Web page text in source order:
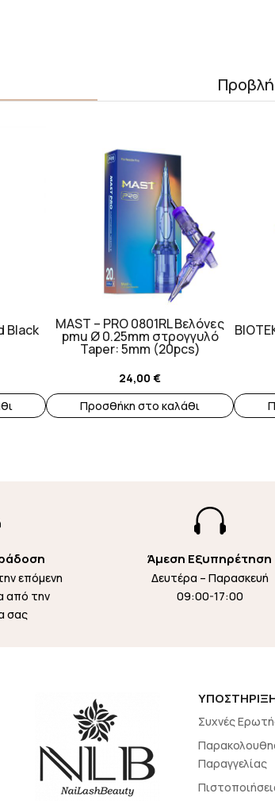
Black MAST – PRO 0801RL Βελόνες
pmu Ø 0.25mm στρογγυλό
Taper: 5mm (20pcs)
24,00€
Προσθήκη στο καλάθι
επόμενη
από την
σας

Άμεση Εξυπηρέτηση
Δευτέρα – Παρασκευή
09:00-17:00
Συχνές
Παραγγελίας